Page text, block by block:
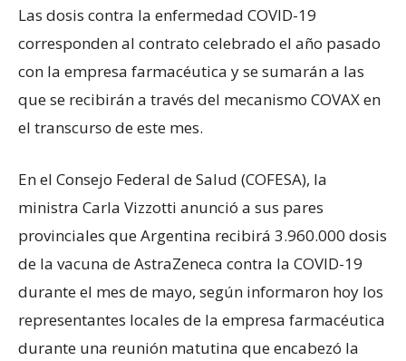
Las dosis contra la enfermedad COVID-19
corresponden al contrato celebrado el año pasado
con la empresa farmacéutica y se sumarán a las
que se recibirán a través del mecanismo COVAX en
el transcurso de este mes.
En el Consejo Federal de Salud (COFESA), la
ministra Carla Vizzotti anunció a sus pares
provinciales que Argentina recibirá 3.960.000 dosis
de la vacuna de AstraZeneca contra la COVID-19
durante el mes de mayo, según informaron hoy los
representantes locales de la empresa farmacéutica
durante una reunión matutina que encabezó la